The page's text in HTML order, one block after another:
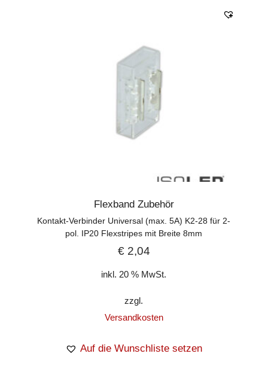
Flexband Zubehör
Kontakt-Verbinder Universal (max. 5A) K2-28 für 2-
pol. IP20 Flexstripes mit Breite 8mm
€2,04
inkl. 20 % MwSt.
zzgl.
Versandkosten
Auf die Wunschliste setzen